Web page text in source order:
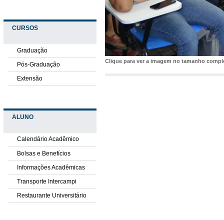
CURSOS
Graduação
Pós-Graduação
Extensão
ALUNO
Calendário Acadêmico
Bolsas e Benefícios
Informações Acadêmicas
Transporte Intercampi
Restaurante Universitário
Clique para ver a imagem no tamanho